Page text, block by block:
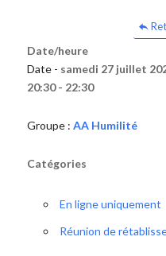
Date/heure
Date - samedi 27 juillet
20:30 - 22:30
Groupe : AA Humilité
Catégories
En ligne uniquement
Réunion de